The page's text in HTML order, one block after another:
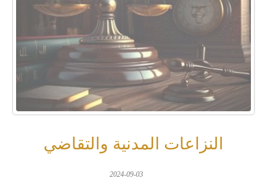
النزاعات المدنية والتقاضي
2024-09-03